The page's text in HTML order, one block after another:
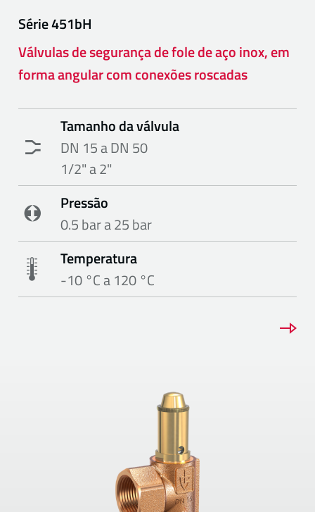
Série451bH
Válvulas de segurança de fole de aço inox, em
forma angular com conexões roscadas
Tamanho da válvula
DN 15 a DN 50
1/2" a 2"
Pressão
0.5 bar a 25 bar
Temperatura
-10 °C a 120 °C